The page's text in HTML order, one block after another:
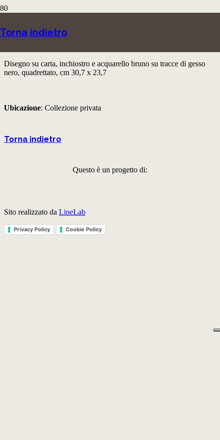
Torna indietro
Figure adoranti
Disegno su carta, inchiostro e acquarello bruno su tracce di gesso
nero, quadrettato, cm 30,7 x 23,7
Ubicazione: Collezione privata
Torna indietro
Questo è un progetto di:
Sito realizzato da LineLab
Privacy Policy Cookie Policy